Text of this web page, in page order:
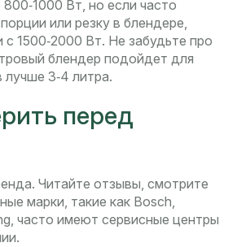
Вт, но если часто
или резку в блендере,
1500‑2000 Вт. Не забудьте про
блендер подойдет для
лучше 3‑4 литра.
перед
Читайте отзывы, смотрите
марки, такие как Bosch,
часто имеют сервисные центры